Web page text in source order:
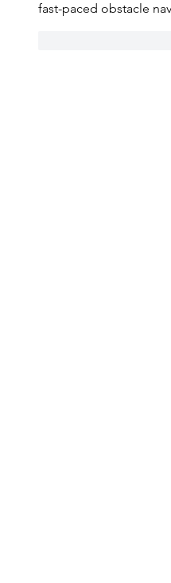
fast-paced obstacle